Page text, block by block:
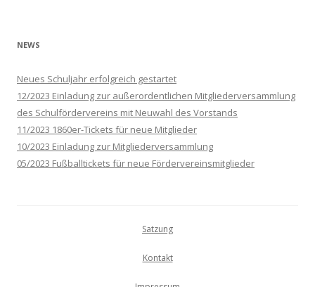
NEWS
Neues Schuljahr erfolgreich gestartet
12/2023 Einladung zur außerordentlichen Mitgliederversammlung
des Schulfördervereins mit Neuwahl des Vorstands
11/2023 1860er-Tickets für neue Mitglieder
10/2023 Einladung zur Mitgliederversammlung
05/2023 Fußballtickets für neue Fördervereinsmitglieder
Satzung
Kontakt